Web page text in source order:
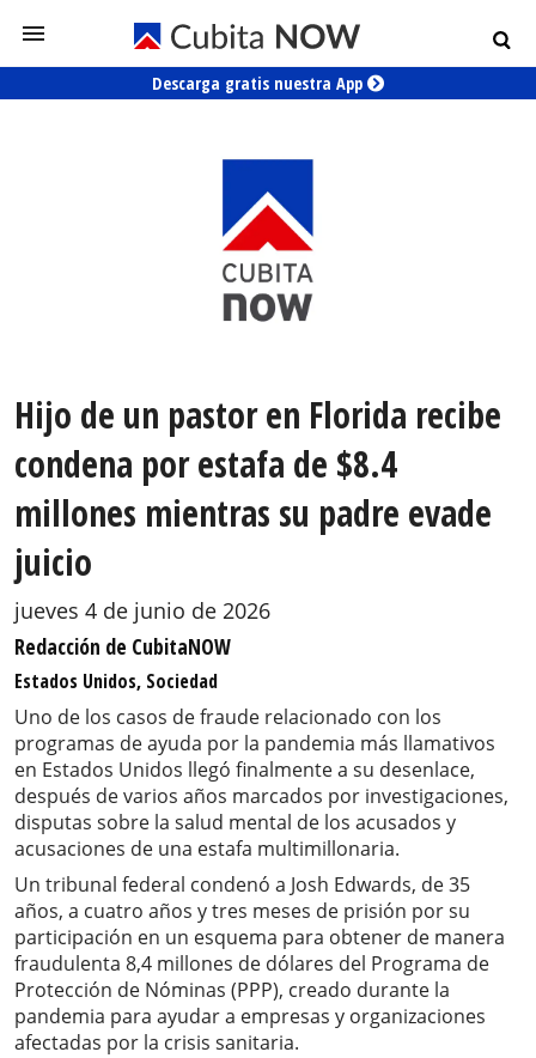
Descarga gratis nuestra App
Hijo de un pastor en Florida recibe
condena por estafa de $8.4
millones mientras su padre evade
juicio
jueves 4 de junio de 2026
Redacción de CubitaNOW
Estados Unidos, Sociedad
Uno de los casos de fraude relacionado con los
programas de ayuda por la pandemia más llamativos
en Estados Unidos llegó finalmente a su desenlace,
después de varios años marcados por investigaciones,
disputas sobre la salud mental de los acusados y
acusaciones de una estafa multimillonaria.
Un tribunal federal condenó a Josh Edwards, de 35
años, a cuatro años y tres meses de prisión por su
participación en un esquema para obtener de manera
fraudulenta 8,4 millones de dólares del Programa de
Protección de Nóminas (PPP), creado durante la
pandemia para ayudar a empresas y organizaciones
afectadas por la crisis sanitaria.